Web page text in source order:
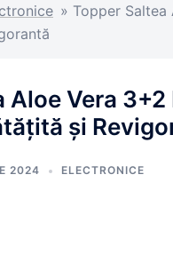
» Topper Saltea
Aloe Vera
și
2024 ELECTRONICE